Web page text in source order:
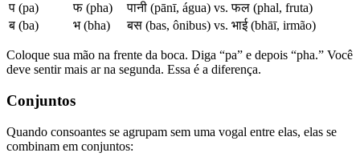
प (pa)
फ (pha)
पानी (pānī, água) vs. फल (phal, fruta)
ब (ba)
भ (bha) बस (bas, ônibus) vs. भाई (bhāī, irmão)
Coloque sua mão na frente da boca. Diga “pa” e depois “pha.” Você
deve sentir mais ar na segunda. Essa é a diferença.
Conjuntos
Quando consoantes se agrupam sem uma vogal entre elas, elas se
combinam em conjuntos: